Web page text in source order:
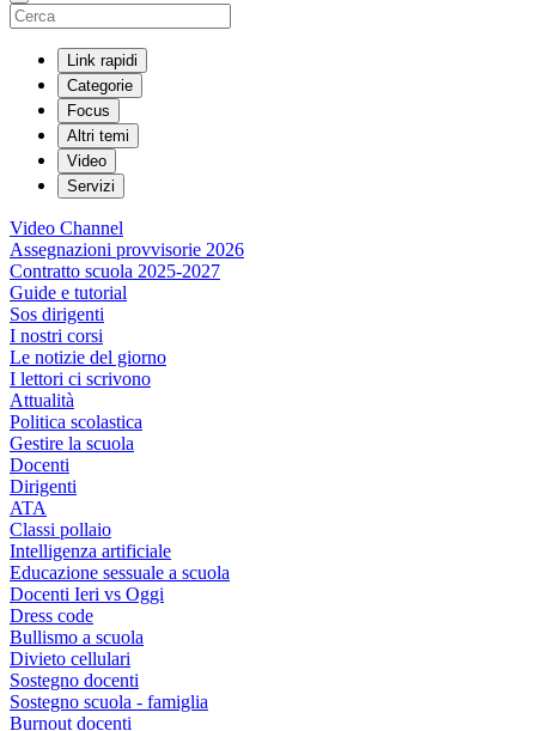
Link rapidi
Categorie
Focus
Altri temi
Video
Servizi
Video Channel
Assegnazioni provvisorie 2026
Contratto scuola 2025-2027
Guide e tutorial
Sos dirigenti
I nostri corsi
Le notizie del giorno
I lettori ci scrivono
Attualità
Politica scolastica
Gestire la scuola
Docenti
Dirigenti
ATA
Classi pollaio
Intelligenza artificiale
Educazione sessuale a scuola
Docenti Ieri vs Oggi
Dress code
Bullismo a scuola
Divieto cellulari
Sostegno docenti
Sostegno scuola - famiglia
Burnout docenti